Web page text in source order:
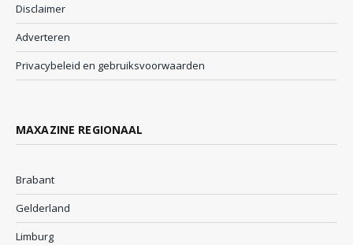
Disclaimer
Adverteren
Privacybeleid en gebruiksvoorwaarden
MAXAZINE REGIONAAL
Brabant
Gelderland
Limburg